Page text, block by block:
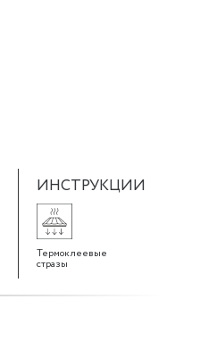
ИНСТРУКЦИИ
Термоклеевые
стразы